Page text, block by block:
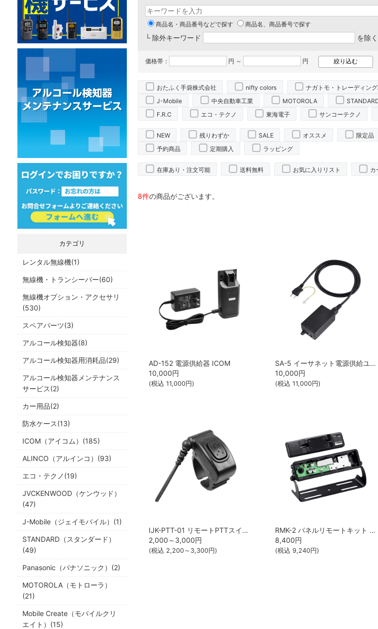
カテゴリ
レンタル無線機(1)
無線機・トランシーバー(60)
無線機オプション・アクセサリ
(530)
スペアパーツ(3)
アルコール検知器(8)
アルコール検知器用消耗品(29)
アルコール検知器メンテナンス
サービス(2)
カー用品(2)
防水ケース(13)
ICOM（アイコム）(185)
ALINCO（アルインコ）(93)
エコ・テクノ(19)
JVCKENWOOD（ケンウッド）
(47)
J-Mobile（ジェイモバイル）(1)
STANDARD（スタンダード）
(49)
Panasonic（パナソニック）(2)
MOTOROLA（モトローラ）
(21)
Mobile Create（モバイルクリ
エイト）(15)
商品名・商品番号などで探す 商品名、商品番号で探す
└ 除外キーワード を除く
価格帯： 円 ～ 円
おたふく手袋株式会社 nifty colors ナガトモ・トレーディン
J-Mobile
中央自動車工業 MOTOROLA
F.R.C
エコ・テクノ 東海電子 サンコーテクノ
NEW 残りわずか SALE オススメ 限定品
予約商品
定期購入 ラッピング
在庫あり・注文可能 送料無料 お気に入りリスト カ
8件の商品がございます。
AD-152 電源供給器 ICOM
10,000円
(税込11,000円)
SA-5 イーサネット電源供給ユニット ICOM
10,000円
(税込 11,000円)
IJK-PTT-01 リモートPTTスイッチ/フィンガータイプ ICOM
2,000～3,000円
(税込 2,200～3,300 円)
RMK-2 パネルリモートキット iCOM
8,400円
(税込 9,240 円)